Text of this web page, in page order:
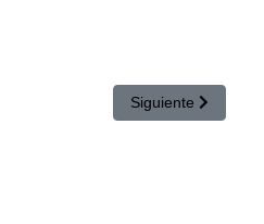
LAS AYUDAS PARAArtículo siguiente:
Siguiente